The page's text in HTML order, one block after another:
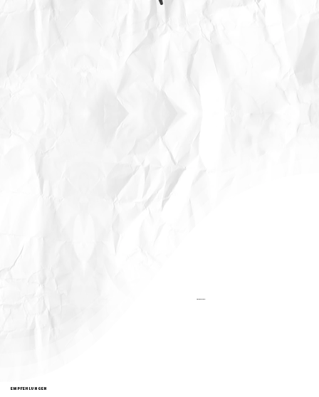
Aktualisiert:
EMPFEHLUNGEN